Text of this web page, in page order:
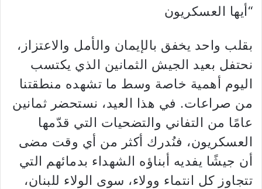
“أيها العسكريون
بقلب واحد يخفق بالإيمان والأمل والاعتزاز،
نحتفل بعيد الجيش الثمانين الذي يكتسب
اليوم أهمية خاصة وسط ما تشهده منطقتنا
من صراعات. في هذا العيد، نستحضر ثمانين
عامًا من التفاني والتضحيات التي قدّمها
العسكريون، فنُدرك أكثر من أي وقت مضى
أن جيشًا يفديه أبناؤه الشهداء بدمائهم التي
تتجاوز كل انتماء وولاء، سوى الولاء للبنان،